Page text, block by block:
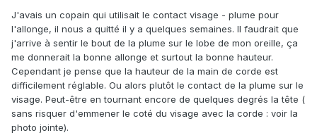
J'avais un copain qui utilisait le contact visage - plume pour
l'allonge, il nous a quitté il y a quelques semaines. Il faudrait que
j'arrive à sentir le bout de la plume sur le lobe de mon oreille, ça
me donnerait la bonne allonge et surtout la bonne hauteur.
Cependant je pense que la hauteur de la main de corde est
difficilement réglable. Ou alors plutôt le contact de la plume sur le
visage. Peut-être en tournant encore de quelques degrés la tête (
sans risquer d'emmener le coté du visage avec la corde : voir la
photo jointe).